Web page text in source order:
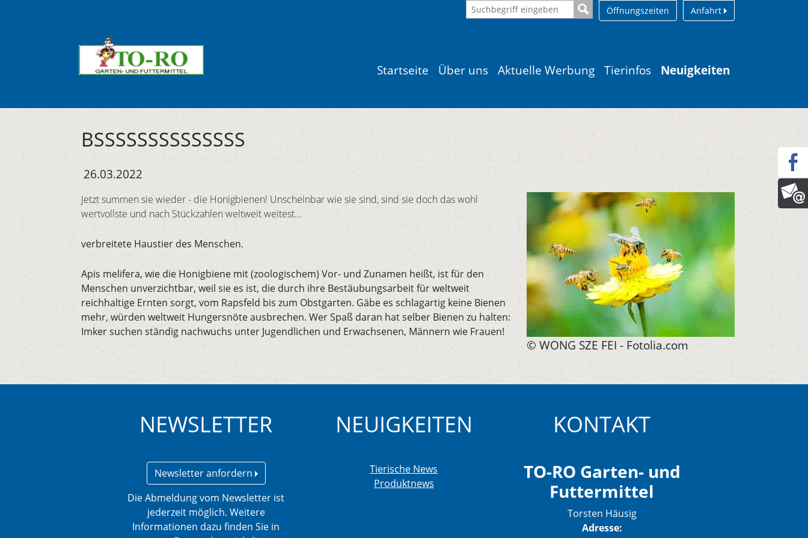
Öffnungszeiten Anfahrt
Startseite Über uns Aktuelle Werbung Tierinfos Neuigkeiten
BSSSSSSSSSSSSSS
26.03.2022
Jetzt summen sie wieder - die Honigbienen! Unscheinbar wie sie sind, sind sie doch das wohl
wertvollste und nach Stückzahlen weltweit weitest...
verbreitete Haustier des Menschen.
Apis melifera, wie die Honigbiene mit (zoologischem) Vor- und Zunamen heißt, ist für den
Menschen unverzichtbar, weil sie es ist, die durch ihre Bestäubungsarbeit für weltweit
reichhaltige Ernten sorgt, vom Rapsfeld bis zum Obstgarten. Gäbe es schlagartig keine Bienen
mehr, würden weltweit Hungersnöte ausbrechen. Wer Spaß daran hat selber Bienen zu halten:
Imker suchen ständig nachwuchs unter Jugendlichen und Erwachsenen, Männern wie Frauen!
© WONG SZE FEI - Fotolia.com
NEWSLETTER
Newsletter anfordern
Die Abmeldung vom Newsletter ist
jederzeit möglich. Weitere
Informationen dazu finden Sie in
NEUIGKEITEN
Tierische News
Produktnews
KONTAKT
TO-RO Garten- und
Futtermittel
Torsten Häusig
Adresse: